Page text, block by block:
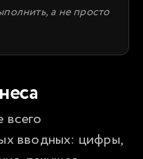
а не просто
всего
вводных: цифры,